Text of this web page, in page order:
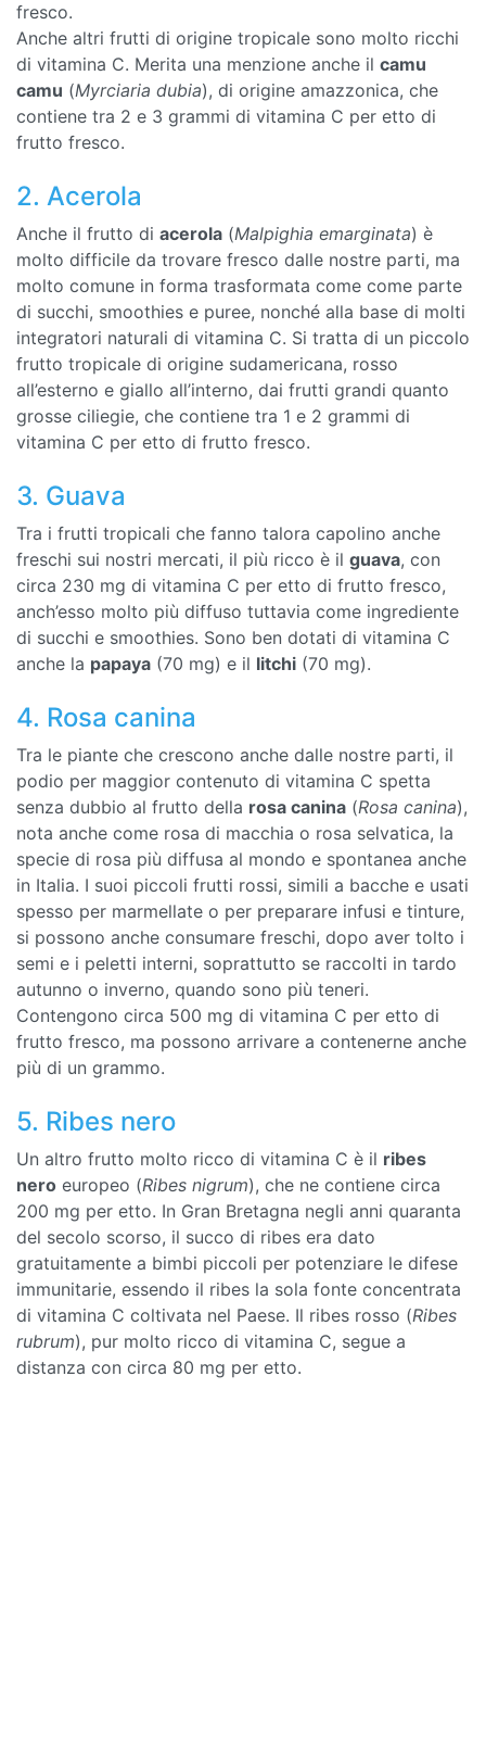
fresco.
Anche altri frutti di origine tropicale sono molto ricchi
di vitamina C. Merita una menzione anche il camu
camu (Myrciaria dubia), di origine amazzonica, che
contiene tra 2 e 3 grammi di vitamina C per etto di
frutto fresco.
2. Acerola
Anche il frutto di acerola (Malpighia emarginata) è
molto difficile da trovare fresco dalle nostre parti, ma
molto comune in forma trasformata come come parte
di succhi, smoothies e puree, nonché alla base di molti
integratori naturali di vitamina C. Si tratta di un piccolo
frutto tropicale di origine sudamericana, rosso
all’esterno e giallo all’interno, dai frutti grandi quanto
grosse ciliegie, che contiene tra 1 e 2 grammi di
vitamina C per etto di frutto fresco.
3. Guava
Tra i frutti tropicali che fanno talora capolino anche
freschi sui nostri mercati, il più ricco è il guava, con
circa 230 mg di vitamina C per etto di frutto fresco,
anch’esso molto più diffuso tuttavia come ingrediente
di succhi e smoothies. Sono ben dotati di vitamina C
anche la papaya (70 mg) e il litchi (70 mg).
4. Rosa canina
Tra le piante che crescono anche dalle nostre parti, il
podio per maggior contenuto di vitamina C spetta
senza dubbio al frutto della rosa canina (Rosa canina),
nota anche come rosa di macchia o rosa selvatica, la
specie di rosa più diffusa al mondo e spontanea anche
in Italia. I suoi piccoli frutti rossi, simili a bacche e usati
spesso per marmellate o per preparare infusi e tinture,
si possono anche consumare freschi, dopo aver tolto i
semi e i peletti interni, soprattutto se raccolti in tardo
autunno o inverno, quando sono più teneri.
Contengono circa 500 mg di vitamina C per etto di
frutto fresco, ma possono arrivare a contenerne anche
più di un grammo.
5. Ribes nero
Un altro frutto molto ricco di vitamina C è il ribes
nero europeo (Ribes nigrum), che ne contiene circa
200 mg per etto. In Gran Bretagna negli anni quaranta
del secolo scorso, il succo di ribes era dato
gratuitamente a bimbi piccoli per potenziare le difese
immunitarie, essendo il ribes la sola fonte concentrata
di vitamina C coltivata nel Paese. Il ribes rosso (Ribes
rubrum), pur molto ricco di vitamina C, segue a
distanza con circa 80 mg per etto.